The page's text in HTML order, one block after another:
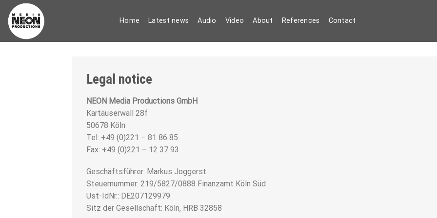
Skip
content
Home Latest news Audio Video About References Contact
Legal notice
NEON Media Productions GmbH
Kartäuserwall 28f
50678 Köln
Tel: +49 (0)221 – 81 86 85
Fax: +49 (0)221 – 12 37 93
Geschäftsführer: Markus Joggerst
Steuernummer: 219/5827/0888 Finanzamt Köln Süd
Ust-IdNr.: DE207129979
Sitz der Gesellschaft: Köln, HRB 32858